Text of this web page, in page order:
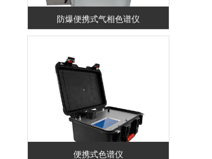
防爆便携式气相色谱仪
便携式色谱仪